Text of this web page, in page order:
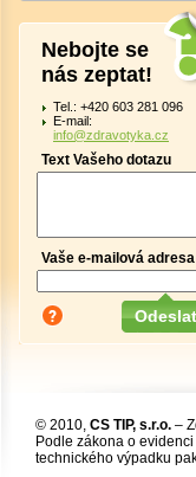
Nebojte se
nás zeptat!
Tel.: +420 603 281 096
E-mail:
info@zdravotyka.cz
Text Vašeho dotazu
Vaše e-mailová adresa
© 2010, CS TIP, s.r.o. –
Podle zákona o
technického výpadku